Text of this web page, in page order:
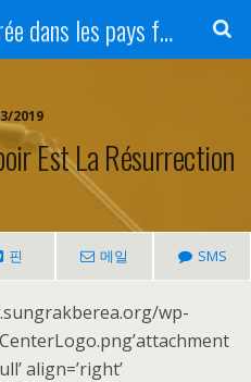
Le Mouvement Bérée dans les pays francophones
2019
Est La Résurrection
핀 메일 SMS
wp-
align=’right’